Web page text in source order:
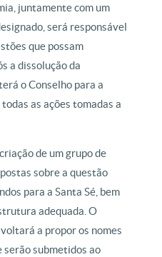
juntamente com um
será responsável
que possam
a dissolução da
o Conselho para a
as ações tomadas a
de um grupo de
sobre a questão
para a Santa Sé, bem
adequada. O
a propor os nomes
serão submetidos ao